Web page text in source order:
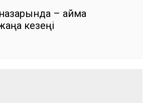
– аймақ
кезеңі